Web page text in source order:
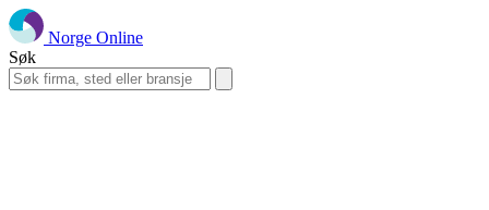
Norge Online
Søk